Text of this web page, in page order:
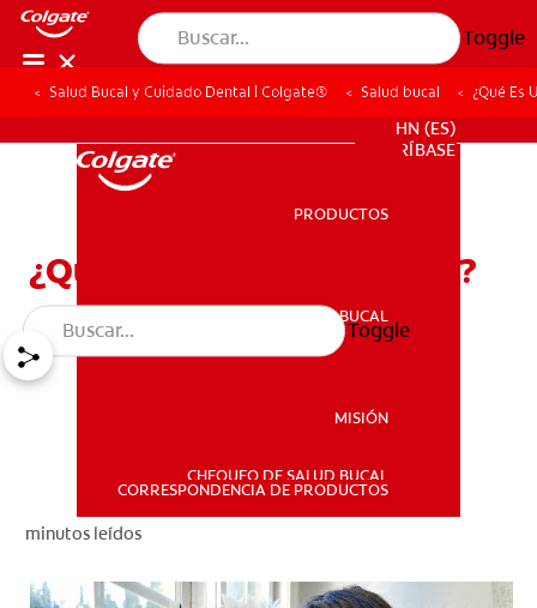
Toggle
SALUD BUCAL
CORRESPONDENCIA DE PRODUCTOS
HN (ES)
SUSCRÍBASE
PRODUCTOS
SALUD BUCAL
MISIÓN
CHEQUEO DE SALUD BUCAL
CORRESPONDENCIA DE PRODUCTOS
Toggle
Salud Bucal y Cuidado Dental | Colgate® Salud bucal ¿Qué Es
¿Qué Es Un Diente Canino?
minutos leídos